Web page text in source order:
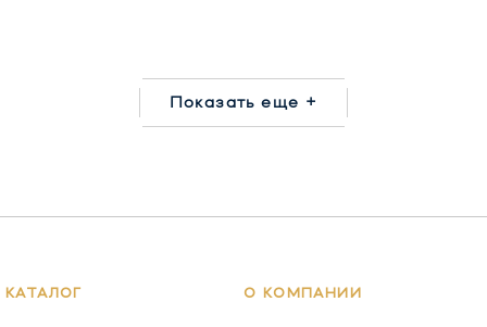
Показать еще +
КАТАЛОГ О КОМПАНИИ